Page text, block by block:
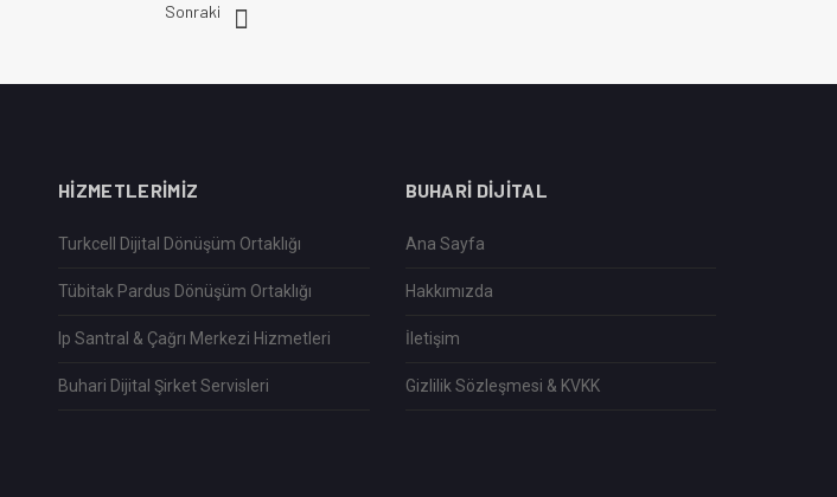
Sonraki
HIZMETLERIMIZ
Turkcell Dijital Dönüşüm Ortaklığı
Tübitak Pardus Dönüşüm Ortaklığı
Ip Santral & Çağrı Merkezi Hizmetleri
Buhari Dijital Şirket Servisleri
BUHARI DIJITAL
Ana Sayfa
Hakkımızda
İletişim
Gizlilik Sözleşmesi & KVKK